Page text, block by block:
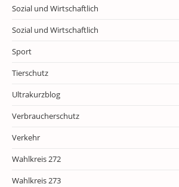
Sozial und Wirtschaftlich
Sozial und Wirtschaftlich
Sport
Tierschutz
Ultrakurzblog
Verbraucherschutz
Verkehr
Wahlkreis 272
Wahlkreis 273